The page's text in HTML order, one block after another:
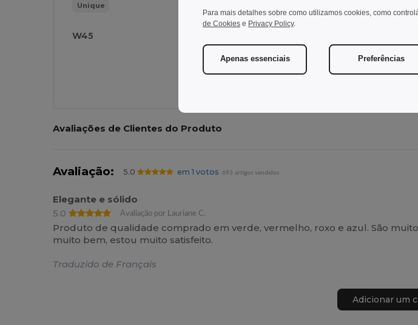
Unique
W45
Avaliações de Clientes do Produto
Avaliação: 5.0 em 1 votos 693 artigos vendidos
Elegante e sólido
5.0
Avaliação por Lauriane C.
Produto de qualidade comprado em verde, vermelho, roxo e azul. São
muito bem, estou muito satisfeito.
Traduzido de Français
Adicionar um
Para mais detalhes sobre como utilizamos cookies, como
de Cookies e Privacy Policy.
Apenas essenciais Preferências